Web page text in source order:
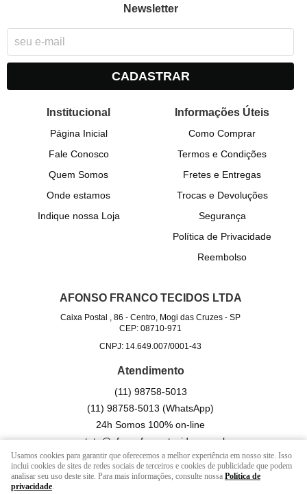
Newsletter
CADASTRAR
Institucional
Página Inicial
Fale Conosco
Quem Somos
Onde estamos
Indique nossa Loja
Informações Úteis
Como Comprar
Termos e Condições
Fretes e Entregas
Trocas e Devoluções
Segurança
Política de Privacidade
Reembolso
AFONSO FRANCO TECIDOS LTDA
Caixa Postal , 86 -Centro, Mogi das Cruzes -SP
CEP: 08710-971
CNPJ: 14.649.007/0001-43
Atendimento
(11) 98758-5013
(11) 98758-5013(WhatsApp)
24h Somos 100% on-line
contato@afonsofrancotecidos.com.br
LOJA VIRTUAL CRIADA POR
Usamos cookies para garantir que oferecemos a melhor experiência em nosso site. Isso
inclui cookies de sites de redes sociais de terceiros e cookies de publicidade que podem
analisar seu uso deste site. Para mais informações, consulte nossa Política de
privacidade.